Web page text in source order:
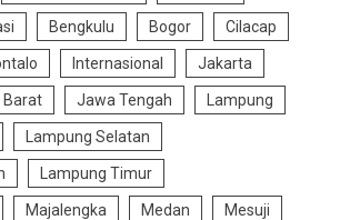
Bengkulu Bogor Cilacap
Internasional Jakarta
Barat Jawa Tengah Lampung
Lampung Selatan
Lampung Timur
Majalengka Medan Mesuji